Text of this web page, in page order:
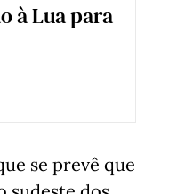
à Lua para
se prevê que